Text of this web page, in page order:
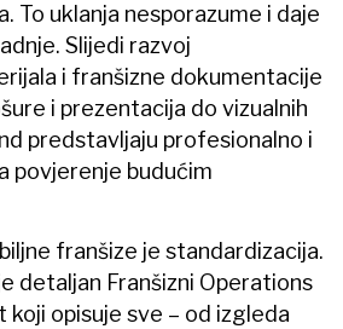
To uklanja nesporazume i daje
Slijedi razvoj
i franšizne dokumentacije
i prezentacija do vizualnih
predstavljaju profesionalno i
povjerenje budućim
franšize je standardizacija.
detaljan Franšizni Operations
koji opisuje sve – od izgleda